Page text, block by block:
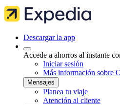
Descargar la app
Accede a ahorros al instante
Iniciar sesión
Más información sobre
Mensajes
Planea tu viaje
Atención al cliente